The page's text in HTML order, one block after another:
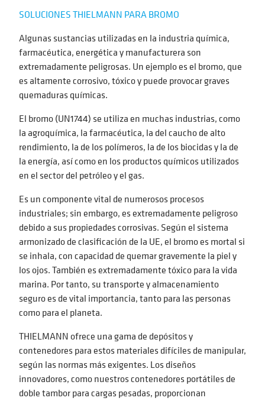
SOLUCIONES THIELMANN PARA BROMO
Algunas sustancias utilizadas en la industria química,
farmacéutica, energética y manufacturera son
extremadamente peligrosas. Un ejemplo es el bromo, que
es altamente corrosivo, tóxico y puede provocar graves
quemaduras químicas.
El bromo (UN1744) se utiliza en muchas industrias, como
la agroquímica, la farmacéutica, la del caucho de alto
rendimiento, la de los polímeros, la de los biocidas y la de
la energía, así como en los productos químicos utilizados
en el sector del petróleo y el gas.
Es un componente vital de numerosos procesos
industriales; sin embargo, es extremadamente peligroso
debido a sus propiedades corrosivas. Según el sistema
armonizado de clasificación de la UE, el bromo es mortal si
se inhala, con capacidad de quemar gravemente la piel y
los ojos. También es extremadamente tóxico para la vida
marina. Por tanto, su transporte y almacenamiento
seguro es de vital importancia, tanto para las personas
como para el planeta.
THIELMANN ofrece una gama de depósitos y
contenedores para estos materiales difíciles de manipular,
según las normas más exigentes. Los diseños
innovadores, como nuestros contenedores portátiles de
doble tambor para cargas pesadas, proporcionan